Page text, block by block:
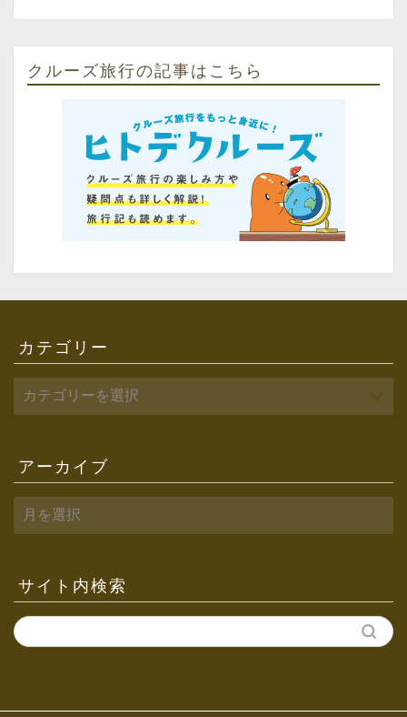
クルーズ旅行の記事はこちら
カテゴリー
アーカイブ
ー
ブ
サイト内検索